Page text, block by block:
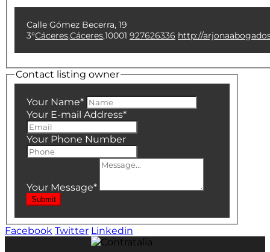
Calle Gómez Becerra, 19
3°Cáceres,Cáceres,10001 927626336 http://
Contact listing owner
Your Name*
Your E-mail Address*
Your Phone Number
Your Message*
Submit
Facebook Twitter Linkedin